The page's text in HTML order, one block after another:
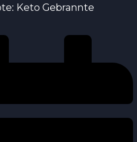
Keto Gebrannte